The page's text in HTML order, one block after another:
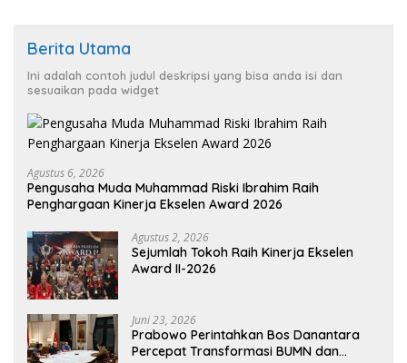
Berita Utama
Ini adalah contoh judul deskripsi yang bisa anda isi dan
sesuaikan pada widget
Agustus 6, 2026
Pengusaha Muda Muhammad Riski Ibrahim Raih
Penghargaan Kinerja Ekselen Award 2026
Agustus 2, 2026
Sejumlah Tokoh Raih Kinerja Ekselen
Award II-2026
Juni 23, 2026
Prabowo Perintahkan Bos Danantara
Percepat Transformasi BUMN dan